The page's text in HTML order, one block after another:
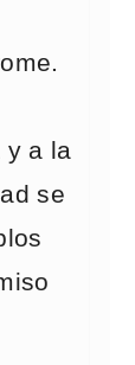
y a la
se